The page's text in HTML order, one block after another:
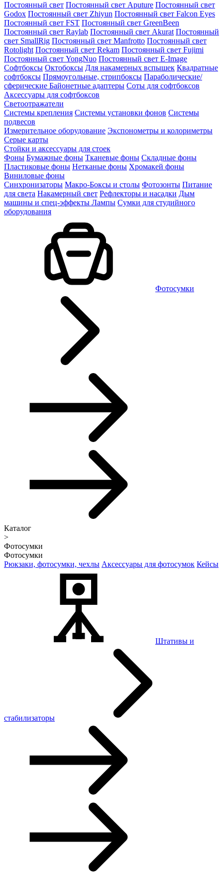
Постоянный свет Постоянный свет Aputure Постоянный свет
Godox Постоянный свет Zhiyun Постоянный свет Falcon Eyes
Постоянный свет FST Постоянный свет GreenBeen
Постоянный свет Raylab Постоянный свет Akurat Постоянный
свет SmallRig Постоянный свет Manfrotto Постоянный свет
Rotolight Постоянный свет Rekam Постоянный свет Fujimi
Постоянный свет YongNuo Постоянный свет E-Image
Софтбоксы Октобоксы Для накамерных вспышек Квадратные
софтбоксы Прямоугольные, стрипбоксы Параболические/
сферические Байонетныe адаптеры Соты для софтбоксов
Аксессуары для софтбоксов
Светоотражатели
Системы крепления Системы установки фонов Системы
подвесов
Измерительное оборудование Экспонометры и колориметры
Серые карты
Стойки и аксессуары для стоек
Фоны Бумажные фоны Тканевые фоны Складные фоны
Пластиковые фоны Нетканые фоны Хромакей фоны
Виниловые фоны
Синхронизаторы Макро-Боксы и столы Фотозонты Питание
для света Накамерный свет Рефлекторы и насадки Дым
машины и спец-эффекты Лампы Сумки для студийного
оборудования
Фотосумки
Каталог
>
Фотосумки
Фотосумки
Рюкзаки, фотосумки, чехлы Аксессуары для фотосумок Кейсы
Штативы и
стабилизаторы